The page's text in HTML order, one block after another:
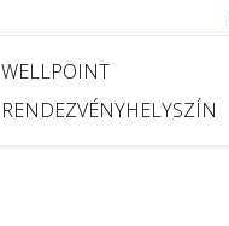
WELLPOINT
RENDEZVÉNYHELYSZÍN